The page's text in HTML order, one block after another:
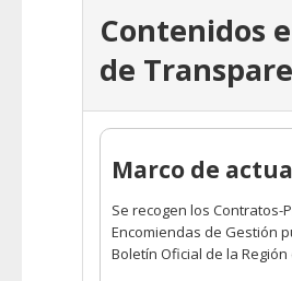
Contenidos
de
Marco de
Se recogen los Contratos-
Encomiendas de Gestión
Boletín Oficial de la Región